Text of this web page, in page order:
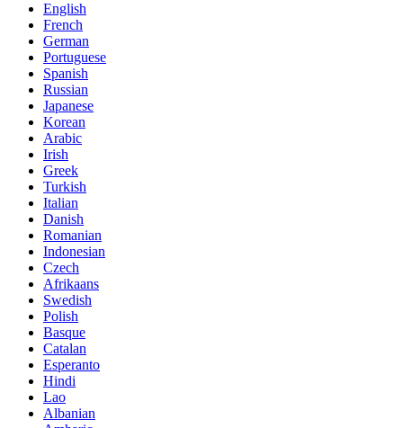
English
French
German
Portuguese
Spanish
Russian
Japanese
Korean
Arabic
Irish
Greek
Turkish
Italian
Danish
Romanian
Indonesian
Czech
Afrikaans
Swedish
Polish
Basque
Catalan
Esperanto
Hindi
Lao
Albanian